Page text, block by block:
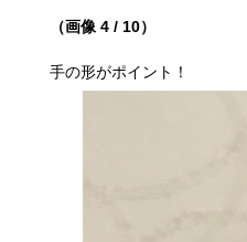
（画像 4 / 10）
手の形がポイント！